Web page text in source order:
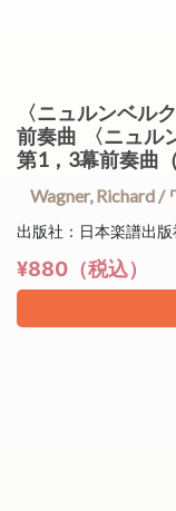
〈ニュルンベル
前奏曲 〈ニュル
第1，3幕前奏曲
Wagner, Richard /
出版社：日本楽譜出版
¥880（税込）